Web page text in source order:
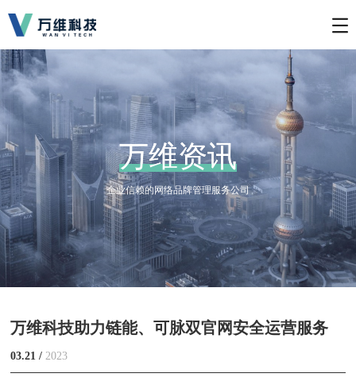
万维资讯
万维资讯
企业信赖的网络品牌管理服务公司
万维科技助力链能、可脉双官网安全运营服务
03.21 / 2023